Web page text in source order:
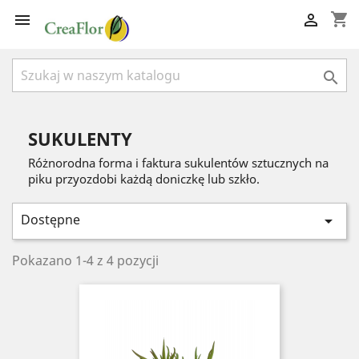
 shopping_cart


SUKULENTY
Różnorodna forma i faktura sukulentów sztucznych na
piku przyozdobi każdą doniczkę lub szkło.
Dostępne 
Pokazano 1-4 z 4 pozycji